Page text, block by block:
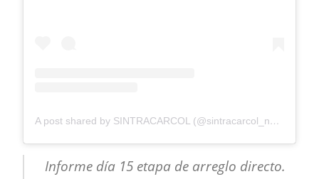
A post shared by SINTRACARCOL (@sintracarcol_nacional)
Informe día 15 etapa de arreglo directo.